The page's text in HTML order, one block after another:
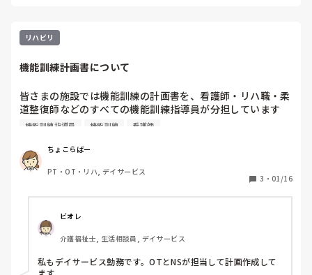
一緒にしない方が良いと思います。
リハビリ
機能訓練計画書について
皆さまの施設では機能訓練の計画書を、看護師・リハ職・柔
道整復師などのすべての機能訓練指導員が分担しています
か。
私はデイサービス勤務ですが、要介護の方の計画書・運動プ
ログラムなどほぼリハ職が担当しています。要支援を看護師
が担当しています。
目標を立てることと、プログラムをやってどう変化したかを
見極めるのが難しいとのことで、リハ職がしています。
皆さまの職場では機能訓練に関する計画書をどなたが作成し
ておらてるかお聞かせください。
機能訓練指導員 機能訓練 看護師
ちょこらばー
PT・OT・リハ, デイサービス
3 ・ 01/16
ビオレ
介護福祉士, 生活相談員, デイサービス
私もデイサービス勤務です。OTとNSが担当して計画作成して
ます